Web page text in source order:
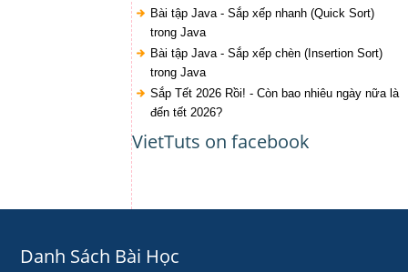
Bài tập Java - Sắp xếp nhanh (Quick Sort)
trong Java
Bài tập Java - Sắp xếp chèn (Insertion Sort)
trong Java
Sắp Tết 2026 Rồi! - Còn bao nhiêu ngày nữa là
đến tết 2026?
VietTuts on facebook
Danh Sách Bài Học